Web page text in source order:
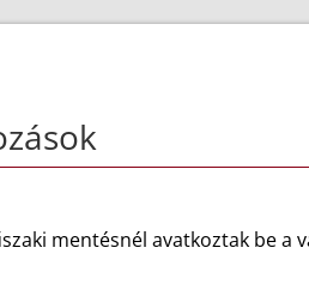
mentésnél avatkoztak be a